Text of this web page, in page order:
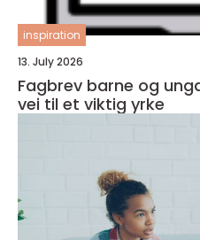
inspiration
13. July 2026
Fagbrev barne og
vei til et viktig yrke